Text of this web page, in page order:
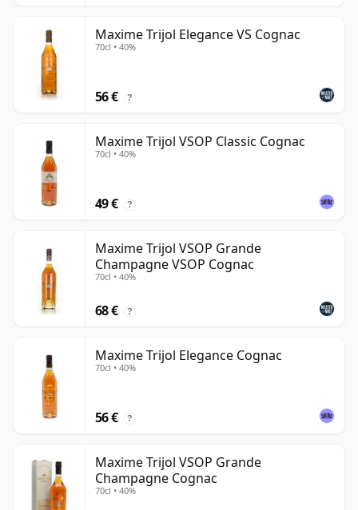
Maxime Trijol Elegance VS Cognac
70cl • 40%
56 € ?
Maxime Trijol VSOP Classic Cognac
70cl • 40%
49 € ?
Maxime Trijol VSOP Grande
Champagne VSOP Cognac
70cl • 40%
68 € ?
Maxime Trijol Elegance Cognac
70cl • 40%
56 € ?
Maxime Trijol VSOP Grande
Champagne Cognac
70cl • 40%